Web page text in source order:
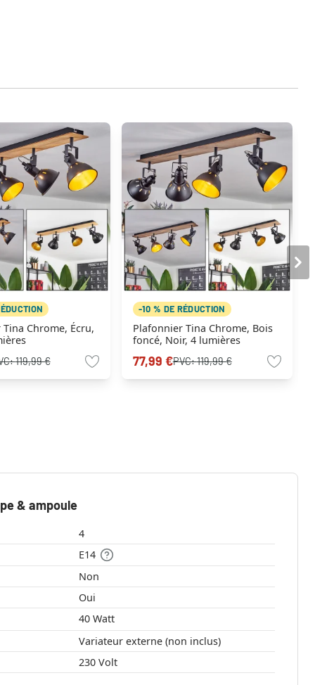
119,99 €
-10 % DE RÉDUCTION
Plafonnier Tina Chrome, Bois
foncé, Noir, 4 lumières
77,99 €PVC:119,99 €
& ampoule
4
E14
Non
Oui
40 Watt
Variateur externe (non inclus)
230 Volt